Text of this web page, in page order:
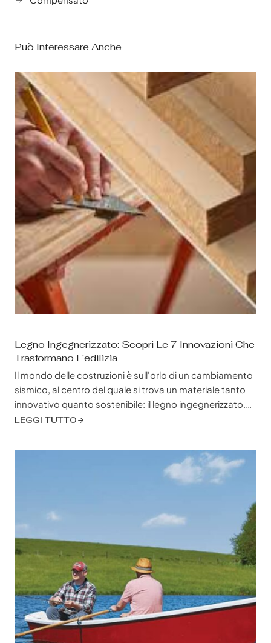
Può Interessare Anche
Legno Ingegnerizzato: Scopri Le 7 Innovazioni Che
Trasformano L'edilizia
Il mondo delle costruzioni è sull'orlo di un cambiamento
sismico, al centro del quale si trova un materiale tanto
innovativo quanto sostenibile: il legno ingegnerizzato.
Non si tratta solo di sostituire il legname tradizionale, ma
convergono forza, sostenibilità e libertà di
progettazione. I prodotti in legno ingegnerizzato stanno
LEGGI TUTTO